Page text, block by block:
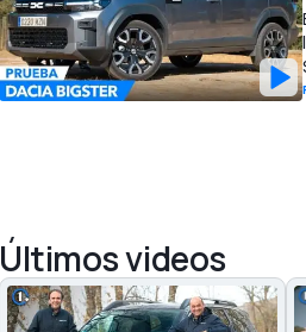
Últimos videos